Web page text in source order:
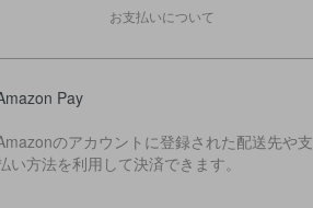
お支払いについて
Pay
のアカウントに登録された配送先や支
い方法を利用して決済できます。